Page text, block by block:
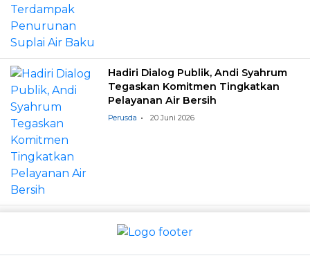
Hadiri Dialog Publik, Andi Syahrum
Tegaskan Komitmen Tingkatkan
Pelayanan Air Bersih
Perusda 20 Juni 2026